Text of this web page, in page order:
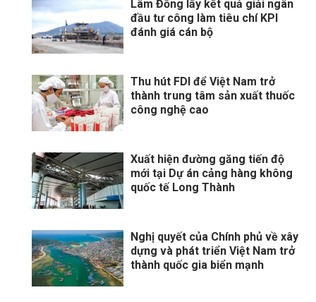
Lâm Đồng lấy kết quả giải ngân
đầu tư công làm tiêu chí KPI
đánh giá cán bộ
Thu hút FDI để Việt Nam trở
thành trung tâm sản xuất thuốc
công nghệ cao
Xuất hiện đường găng tiến độ
mới tại Dự án cảng hàng không
quốc tế Long Thành
Nghị quyết của Chính phủ về xây
dựng và phát triển Việt Nam trở
thành quốc gia biển mạnh